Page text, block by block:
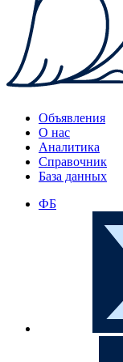
Объявления
О нас
Аналитика
Справочник
База данных
ФБ